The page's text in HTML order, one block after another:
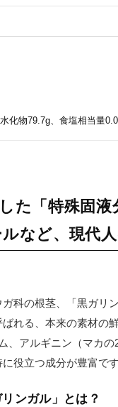
化物79.7g、食塩相当量
た「特殊固液
など、現代
科の根茎、「黒ガ
れる、本来の素材
アルギニン（マカ
役立つ成分が豊富です
ンガル」とは？